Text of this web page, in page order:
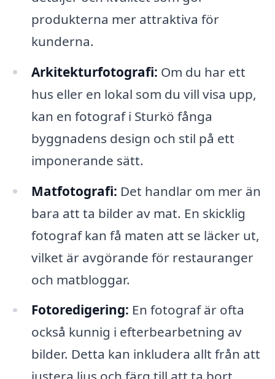
produkterna mer attraktiva för
kunderna.
Arkitekturfotografi: Om du har ett
hus eller en lokal som du vill visa upp,
kan en fotograf i Sturkö fånga
byggnadens design och stil på ett
imponerande sätt.
Matfotografi: Det handlar om mer än
bara att ta bilder av mat. En skicklig
fotograf kan få maten att se läcker ut,
vilket är avgörande för restauranger
och matbloggar.
Fotoredigering: En fotograf är ofta
också kunnig i efterbearbetning av
bilder. Detta kan inkludera allt från att